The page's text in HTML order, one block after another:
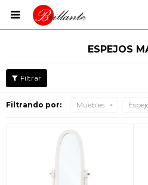

ESPEJOS
Filtrando por: Muebles